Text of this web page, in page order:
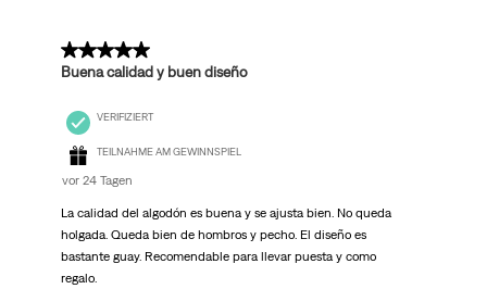
5 von 5 Sternen.
Buena calidad y buen diseño
VERIFIZIERT
TEILNAHME AM GEWINNSPIEL
vor 24 Tagen
La calidad del algodón es buena y se ajusta bien. No queda
holgada. Queda bien de hombros y pecho. El diseño es
bastante guay. Recomendable para llevar puesta y como
regalo.